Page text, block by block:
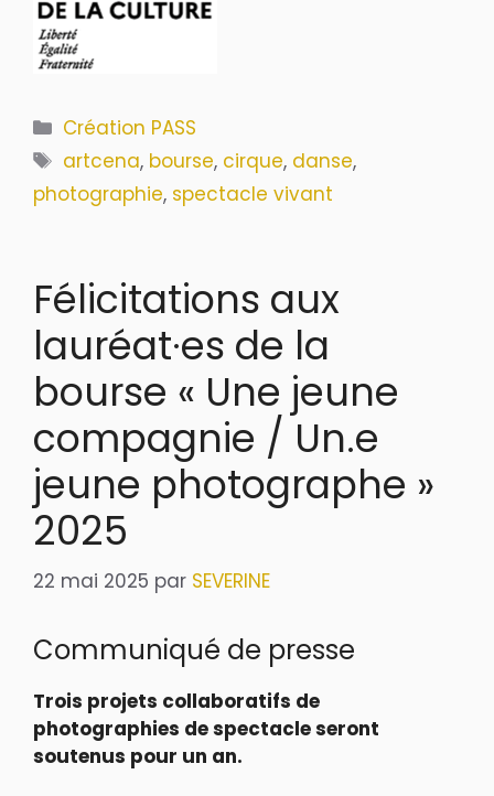
Catégories
Création PASS
Étiquettes
artcena, bourse, cirque, danse,
photographie, spectacle vivant
Félicitations aux
lauréat·es de la
bourse « Une jeune
compagnie / Un.e
jeune photographe »
2025
22 mai 2025 par SEVERINE
Communiqué de presse
Trois projets collaboratifs de
photographies de spectacle seront
soutenus pour un an.